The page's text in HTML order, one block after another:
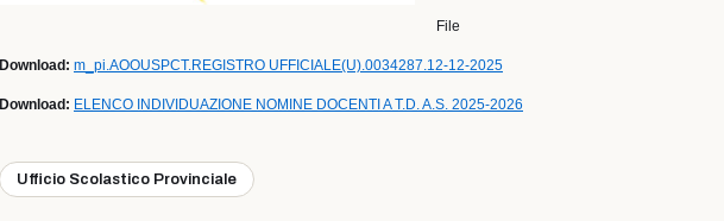
File
Download: m_pi.AOOUSPCT.REGISTRO UFFICIALE(U).0034287.12-12-2025
Download: ELENCO INDIVIDUAZIONE NOMINE DOCENTI A T.D. A.S. 2025-2026
Ufficio Scolastico Provinciale